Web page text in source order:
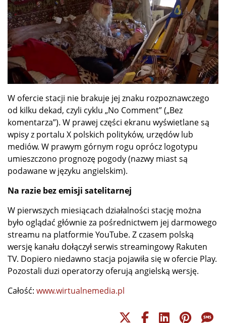
W ofercie stacji nie brakuje jej znaku rozpoznawczego
od kilku dekad, czyli cyklu „No Comment” („Bez
komentarza”). W prawej części ekranu wyświetlane są
wpisy z portalu X polskich polityków, urzędów lub
mediów. W prawym górnym rogu oprócz logotypu
umieszczono prognozę pogody (nazwy miast są
podawane w języku angielskim).
Na razie bez emisji satelitarnej
W pierwszych miesiącach działalności stację można
było oglądać głównie za pośrednictwem jej darmowego
streamu na platformie YouTube. Z czasem polską
wersję kanału dołączył serwis streamingowy Rakuten
TV. Dopiero niedawno stacja pojawiła się w ofercie Play.
Pozostali duzi operatorzy oferują angielską wersję.
Całość: www.wirtualnemedia.pl